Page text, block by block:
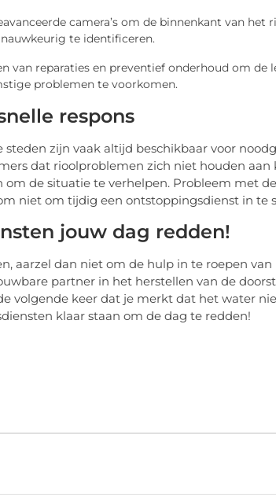
camera’s om de binnenkant van het
te identificeren.
van reparaties en preventief onderhoud om de
problemen te voorkomen.
respons
zijn vaak altijd beschikbaar voor
dat rioolproblemen zich niet houden
om de situatie te verhelpen. Probleem met de
niet om tijdig een ontstoppingsdienst in te
jouw dag redden!
aarzel dan niet om de hulp in te roepen van
partner in het herstellen van de
volgende keer dat je merkt dat het water
klaar staan om de dag te redden!